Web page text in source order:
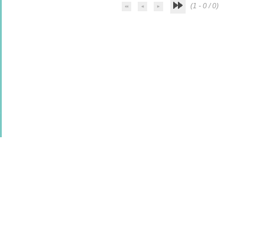
(1 - 0 / 0)